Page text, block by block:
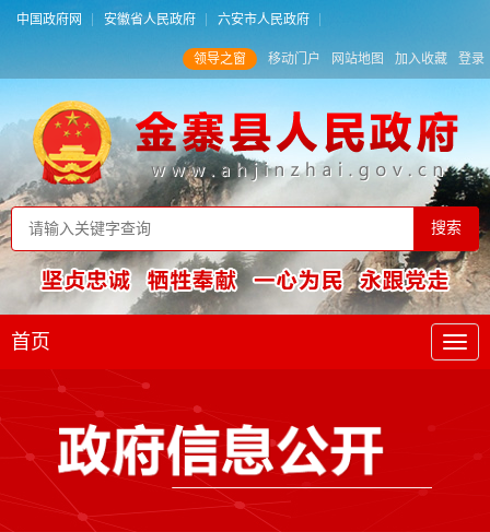
中国政府网 安徽省人民政府 六安市人民政府
领导之窗 移动门户 网站地图 加入收藏 登录
首页